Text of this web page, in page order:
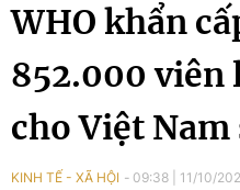
NƯỚC
NAM SAU
WHO khẩn
852.000 viên
cho Việt Nam
KINH TẾ - XÃ HỘI 09:38 11/10/